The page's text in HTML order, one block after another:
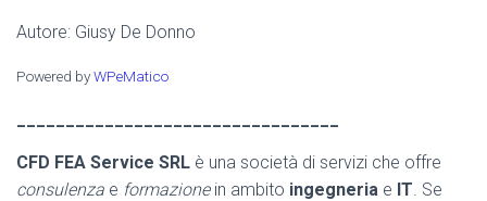
Autore: Giusy De Donno
Powered byWPeMatico
CFD FEA Service SRL è una società di servizi che offre
consulenza e formazionein ambito ingegneria e IT. Se